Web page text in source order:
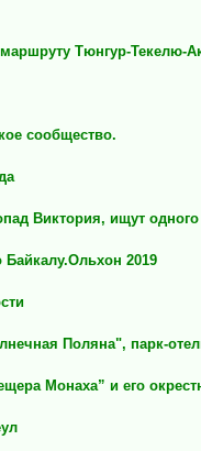
Тюнгур-Текелю-
сообщество.
Виктория, ищут
2019
Поляна", парк-
Монаха” и его